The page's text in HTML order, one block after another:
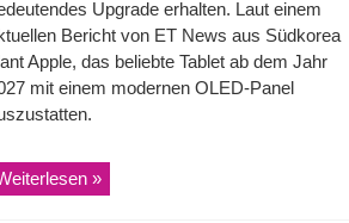
Upgrade erhalten. Laut einem
Bericht von ET News aus Südkorea
Apple, das beliebte Tablet ab dem Jahr
mit einem modernen OLED-Panel
»